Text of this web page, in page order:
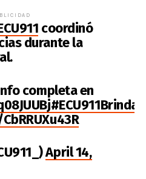
coordinó
durante la
completa en
April 14,